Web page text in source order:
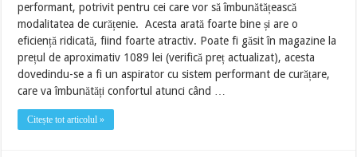
performant, potrivit pentru cei care vor să îmbunătățească
modalitatea de curățenie. Acesta arată foarte bine și are o
eficiență ridicată, fiind foarte atractiv. Poate fi găsit în magazine la
prețul de aproximativ 1089 lei (verifică preț actualizat), acesta
dovedindu-se a fi un aspirator cu sistem performant de curățare,
care va îmbunătăți confortul atunci când …
Citește tot articolul »